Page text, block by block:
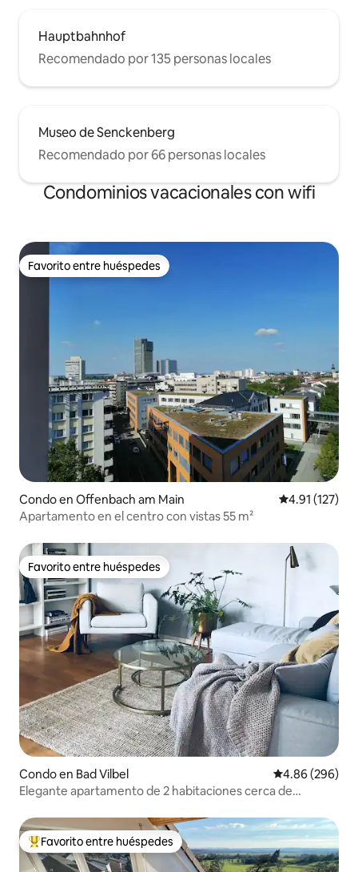
Hauptbahnhof
Recomendado por 135 personas locales
Museo de Senckenberg
Recomendado por 66 personas locales
Condominios vacacionales con wifi
Favorito entre huéspedes
Favorito entre huéspedes
Condo en Offenbach am Main Calificación
4.91 (127)
Apartamento en el centro con vistas 55 m²
Favorito entre huéspedes
Favorito entre huéspedes
Condo en Bad Vilbel Calificación
4.86 (296)
Elegante apartamento de 2 habitaciones cerca de
Favorito entre huéspedes preferido
Favorito entre huéspedes